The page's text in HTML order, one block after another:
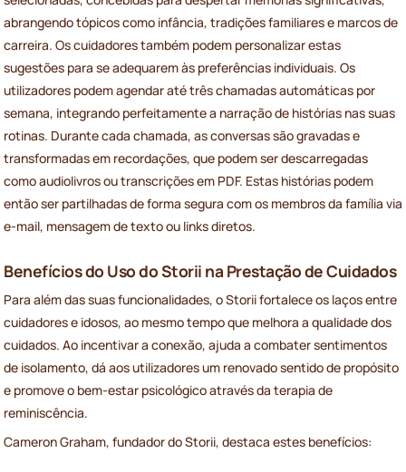
abrangendo tópicos como infância, tradições familiares e marcos de
carreira. Os cuidadores também podem personalizar estas
sugestões para se adequarem às preferências individuais. Os
utilizadores podem agendar até três chamadas automáticas por
semana, integrando perfeitamente a narração de histórias nas suas
rotinas. Durante cada chamada, as conversas são gravadas e
transformadas em recordações, que podem ser descarregadas
como audiolivros ou transcrições em PDF. Estas histórias podem
então ser partilhadas de forma segura com os membros da família via
e-mail, mensagem de texto ou links diretos.
Benefícios do Uso do Storii na Prestação de Cuidados
Para além das suas funcionalidades, o Storii fortalece os laços entre
cuidadores e idosos, ao mesmo tempo que melhora a qualidade dos
cuidados. Ao incentivar a conexão, ajuda a combater sentimentos
de isolamento, dá aos utilizadores um renovado sentido de propósito
e promove o bem-estar psicológico através da terapia de
reminiscência.
Cameron Graham, fundador do Storii, destaca estes benefícios: